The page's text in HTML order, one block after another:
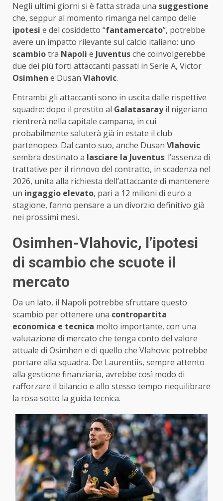
Negli ultimi giorni si è fatta strada una suggestione
che, seppur al momento rimanga nel campo delle
ipotesi e del cosiddetto “fantamercato”, potrebbe
avere un impatto rilevante sul calcio italiano: uno
scambiotra Napoli e Juventusche coinvolgerebbe
due dei più forti attaccanti passati in Serie A, Victor
Osimhen e Dusan Vlahovic.
Entrambi gli attaccanti sono in uscita dalle rispettive
squadre: dopo il prestito al Galatasarayil nigeriano
rientrerà nella capitale campana, in cui
probabilmente saluterà già in estate il club
partenopeo. Dal canto suo, anche Dusan Vlahovic
sembra destinato a lasciare la Juventus: l’assenza di
trattative per il rinnovo del contratto, in scadenza nel
2026, unita alla richiesta dell’attaccante di mantenere
un ingaggio elevato, pari a 12 milioni di euro a
stagione, fanno pensare a un divorzio definitivo già
nei prossimi mesi.
Osimhen-Vlahovic, l’ipotesi
di scambio che scuote il
mercato
Da un lato, il Napoli potrebbe sfruttare questo
scambio per ottenere una contropartita
economica e tecnica molto importante, con una
valutazione di mercato che tenga conto del valore
attuale di Osimhen e di quello che Vlahovic potrebbe
portare alla squadra. De Laurentiis, sempre attento
alla gestione finanziaria, avrebbe così modo di
rafforzare il bilancio e allo stesso tempo riequilibrare
la rosa sotto la guida tecnica.